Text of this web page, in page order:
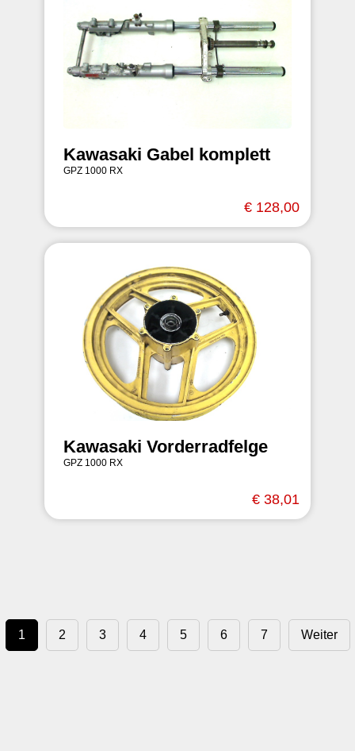
Kawasaki Gabel komplett
GPZ 1000 RX
€ 128,00
Kawasaki Vorderradfelge
GPZ 1000 RX
€ 38,01
1 2 3 4 5 6 7 Weiter